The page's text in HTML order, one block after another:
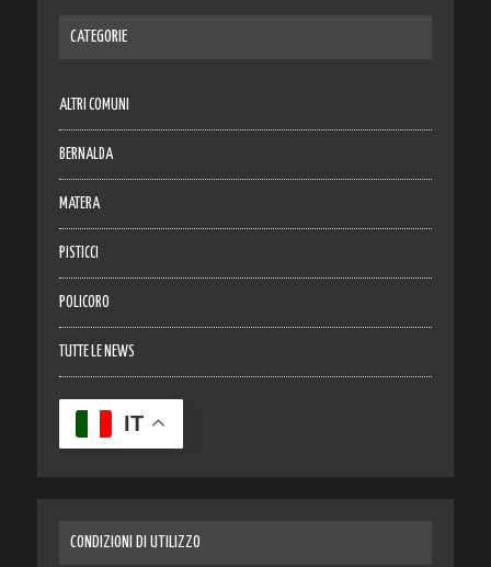
CATEGORIE
ALTRI COMUNI
BERNALDA
MATERA
PISTICCI
POLICORO
TUTTE LE NEWS
IT
CONDIZIONI DI UTILIZZO